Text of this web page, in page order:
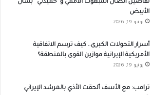
تفاصيل اتصال المبعوث الأممي و”حميدتي” بشأن
الأبيض
يونيو 19, 2026
أسرار التحولات الكبرى.. كيف ترسم الاتفاقية
الأمريكية الإيرانية موازين القوى بالمنطقة؟
يونيو 19, 2026
ترامب: مع الأسف ألحقت الأذي بالمرشد الإيراني